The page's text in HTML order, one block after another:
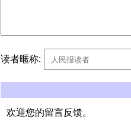
读者暱称:
欢迎您的留言反馈。